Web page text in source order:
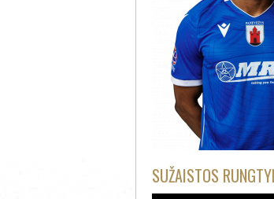
SUŽAISTOS